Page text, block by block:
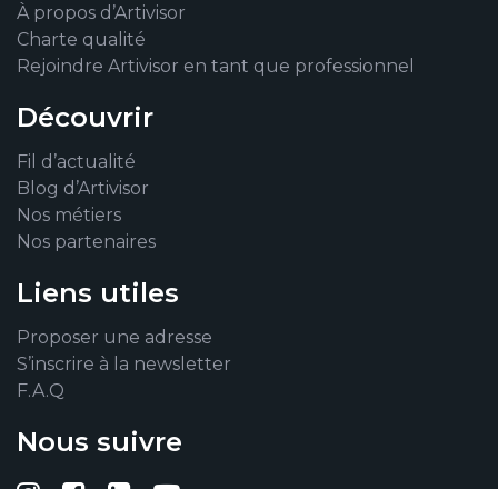
À propos d’Artivisor
Charte qualité
Rejoindre Artivisor en tant que professionnel
Découvrir
Fil d’actualité
Blog d’Artivisor
Nos métiers
Nos partenaires
Liens utiles
Proposer une adresse
S’inscrire à la newsletter
F.A.Q
Nous suivre